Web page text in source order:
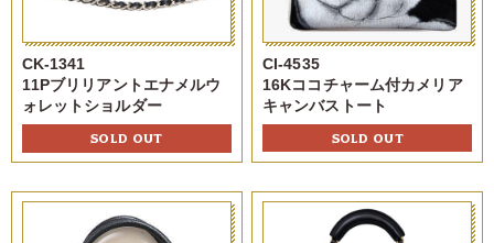
CK-1341
11Pブリリアントエナメルウ
ォレットショルダー
SOLD OUT
CI-4535
16Kココチャーム付カメリア
キャンバストート
SOLD OUT